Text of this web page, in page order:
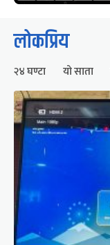
लोकप्रिय
२४ घण्टा यो साता